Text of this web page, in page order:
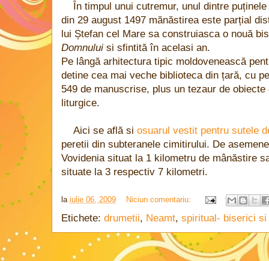
În timpul unui cutremur, unul dintre
din 29 august 1497 mănăstirea este parțial
lui Ștefan cel Mare sa construiasca o nouă
Domnului si sfintită în acelasi an.
Pe lângă arhitectura tipic moldovenească
detine cea mai veche biblioteca din țară, cu
549 de manuscrise, plus un tezaur de
liturgice.
Aici se află si osuarul vestit pentru sutele
peretii din subteranele cimitirului. De
Vovidenia situat la 1 kilometru de mânăstire
situate la 3 respectiv 7 kilometri.
la iulie 06, 2009 Niciun comentariu:
Etichete: drumetii, Neamt, spiritual- biserici